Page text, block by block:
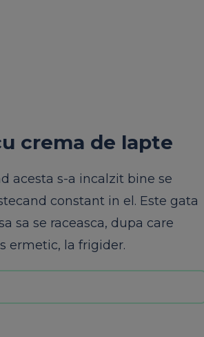
crema de lapte
acesta s-a incalzit bine se
constant in el. Este gata
sa se raceasca, dupa care
ermetic, la frigider.